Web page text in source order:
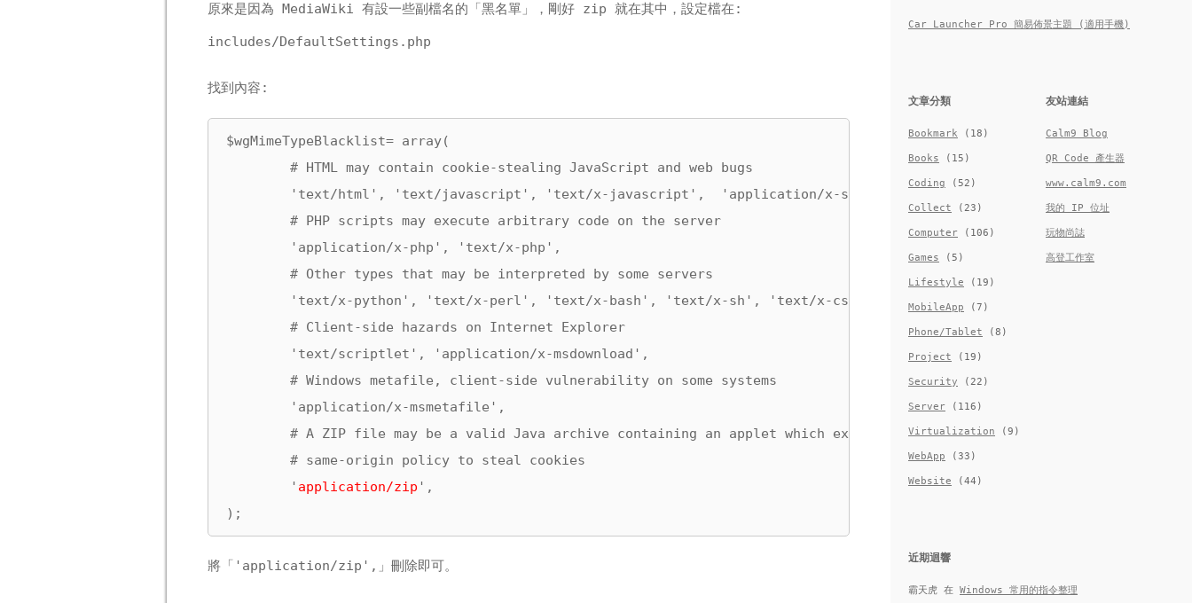
原來是因為 MediaWiki 有設一些副檔名的「黑名單」，剛好 zip 就在其中，設定檔在:
includes/DefaultSettings.php
找到內容:
$wgMimeTypeBlacklist= array(
# HTML may contain cookie-stealing JavaScript and web bugs
'text/html', 'text/javascript', 'text/x-javascript',  'application/x-shellscript',
# PHP scripts may execute arbitrary code on the server
'application/x-php', 'text/x-php',
# Other types that may be interpreted by some servers
'text/x-python', 'text/x-perl', 'text/x-bash', 'text/x-sh', 'text/x-csh',
# Client-side hazards on Internet Explorer
'text/scriptlet', 'application/x-msdownload',
# Windows metafile, client-side vulnerability on some systems
'application/x-msmetafile',
# A ZIP file may be a valid Java archive containing an applet which exploits the
# same-origin policy to steal cookies
' application/zip ',
);
將「'application/zip',」刪除即可。
Car Launcher Pro 簡易佈景主題 (適用手機)
文章分類
Bookmark (18)
Books (15)
Coding (52)
Collect (23)
Computer (106)
Games (5)
Lifestyle (19)
MobileApp (7)
Phone/Tablet (8)
Project (19)
Security (22)
Server (116)
Virtualization (9)
WebApp (33)
Website (44)
友站連結
Calm9 Blog
QR Code 產生器
www.calm9.com
我的 IP 位址
玩物尚誌
高登工作室
近期迴響
霸天虎 在 Windows 常用的指令整理